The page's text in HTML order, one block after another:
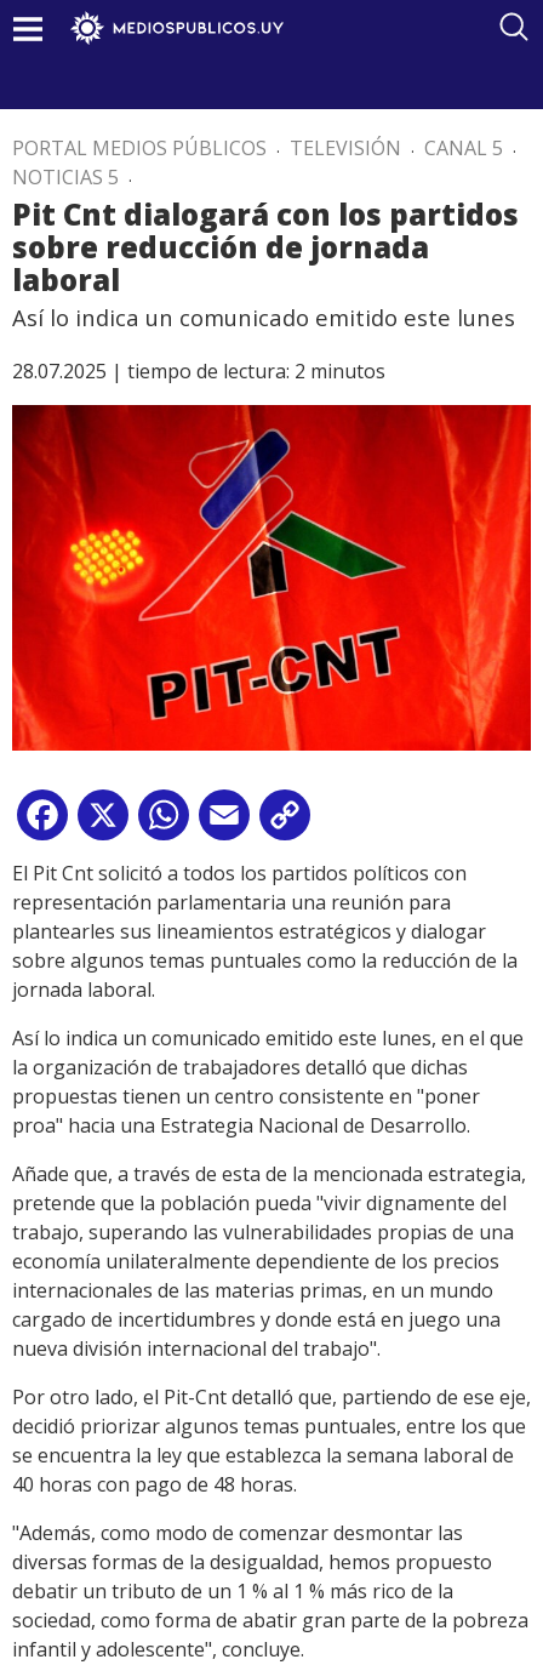
PORTAL MEDIOS PÚBLICOS . TELEVISIÓN . CANAL 5 .
NOTICIAS 5 .
Pit Cnt dialogará con los partidos
sobre reducción de jornada
laboral
Así lo indica un comunicado emitido este lunes
28.07.2025 | tiempo de lectura: 2 minutos
Facebook
X WhatsApp
Email
Link
El Pit Cnt solicitó a todos los partidos políticos con
representación parlamentaria una reunión para
plantearles sus lineamientos estratégicos y dialogar
sobre algunos temas puntuales como la reducción de la
jornada laboral.
Así lo indica un comunicado emitido este lunes, en el que
la organización de trabajadores detalló que dichas
propuestas tienen un centro consistente en "poner
proa" hacia una Estrategia Nacional de Desarrollo.
Añade que, a través de esta de la mencionada estrategia,
pretende que la población pueda "vivir dignamente del
trabajo, superando las vulnerabilidades propias de una
economía unilateralmente dependiente de los precios
internacionales de las materias primas, en un mundo
cargado de incertidumbres y donde está en juego una
nueva división internacional del trabajo".
Por otro lado, el Pit-Cnt detalló que, partiendo de ese eje,
decidió priorizar algunos temas puntuales, entre los que
se encuentra la ley que establezca la semana laboral de
40 horas con pago de 48 horas.
"Además, como modo de comenzar desmontar las
diversas formas de la desigualdad, hemos propuesto
debatir un tributo de un 1 % al 1 % más rico de la
sociedad, como forma de abatir gran parte de la pobreza
infantil y adolescente", concluye.